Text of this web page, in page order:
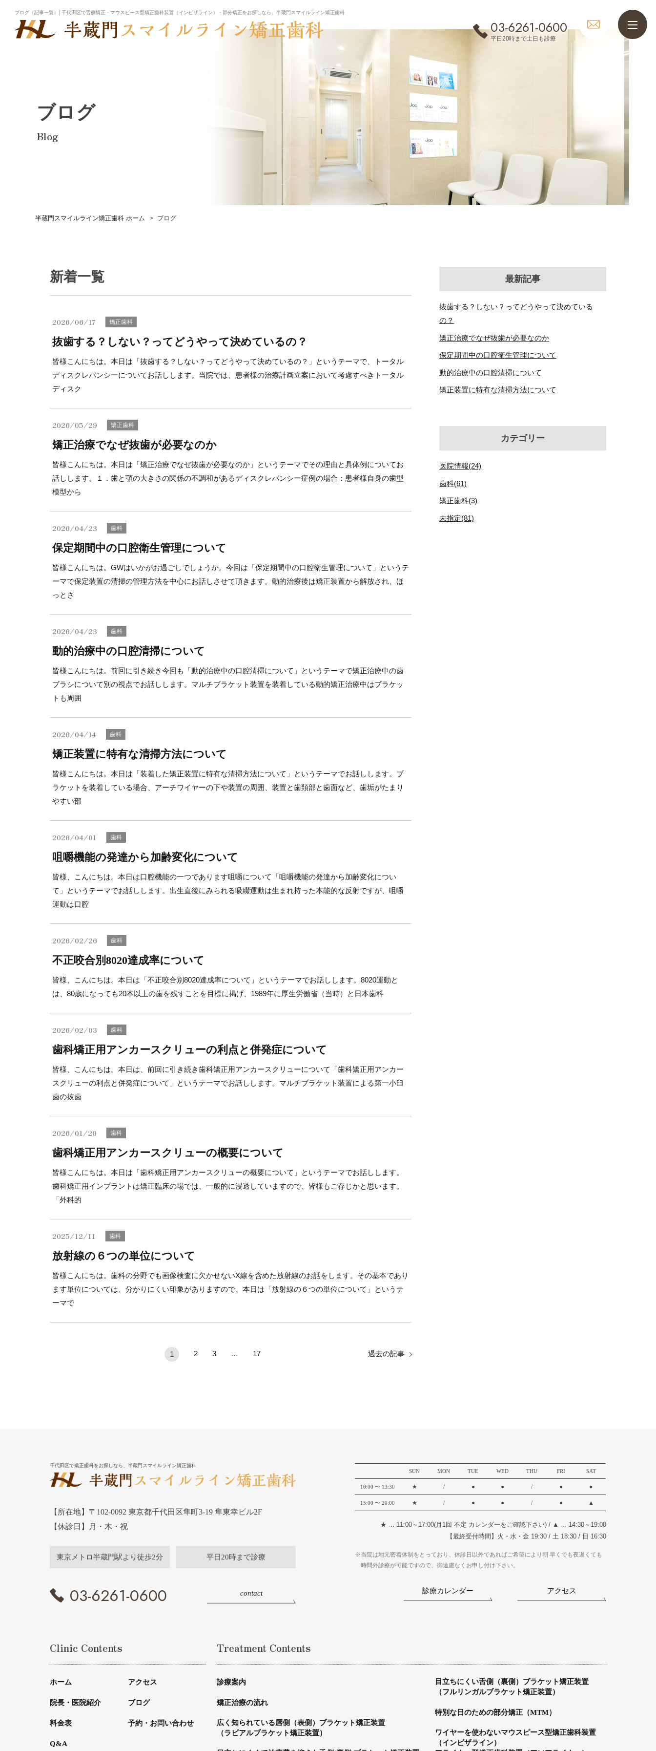
ブログ（記事一覧）│千代田区で舌側矯正・マウスピース型矯正歯科装置（インビザライン）・部分矯正をお探しなら、半蔵門スマイルライン矯正歯科
03-6261-0600
平日20時まで土日も診療
ブログ
Blog
半蔵門スマイルライン矯正歯科 ホーム ブログ
新着一覧
2026/06/17 矯正歯科
抜歯する？しない？ってどうやって決めているの？
皆様こんにちは。本日は「抜歯する？しない？ってどうやって決めているの？」というテーマで、トータル
ディスクレパンシーについてお話しします。当院では、患者様の治療計画立案において考慮すべきトータル
ディスク
2026/05/29 矯正歯科
矯正治療でなぜ抜歯が必要なのか
皆様こんにちは。本日は「矯正治療でなぜ抜歯が必要なのか」というテーマでその理由と具体例についてお
話しします。１．歯と顎の大きさの関係の不調和があるディスクレパンシー症例の場合：患者様自身の歯型
模型から
2026/04/23 歯科
保定期間中の口腔衛生管理について
皆様こんにちは。GWはいかがお過ごしでしょうか。今回は「保定期間中の口腔衛生管理について」というテ
ーマで保定装置の清掃の管理方法を中心にお話しさせて頂きます。動的治療後は矯正装置から解放され、ほ
っとさ
2026/04/23 歯科
動的治療中の口腔清掃について
皆様こんにちは。前回に引き続き今回も「動的治療中の口腔清掃について」というテーマで矯正治療中の歯
ブラシについて別の視点でお話しします。マルチブラケット装置を装着している動的矯正治療中はブラケッ
トも周囲
2026/04/14 歯科
矯正装置に特有な清掃方法について
皆様こんにちは。本日は「装着した矯正装置に特有な清掃方法について」というテーマでお話しします。ブ
ラケットを装着している場合、アーチワイヤーの下や装置の周囲、装置と歯頚部と歯面など、歯垢がたまり
やすい部
2026/04/01 歯科
咀嚼機能の発達から加齢変化について
皆様、こんにちは。本日は口腔機能の一つであります咀嚼について「咀嚼機能の発達から加齢変化につい
て」というテーマでお話しします。出生直後にみられる吸綴運動は生まれ持った本能的な反射ですが、咀嚼
運動は口腔
2026/02/26 歯科
不正咬合別8020達成率について
皆様、こんにちは。本日は「不正咬合別8020達成率について」というテーマでお話しします。8020運動と
は、80歳になっても20本以上の歯を残すことを目標に掲げ、1989年に厚生労働省（当時）と日本歯科
2026/02/03 歯科
歯科矯正用アンカースクリューの利点と併発症について
皆様、こんにちは。本日は、前回に引き続き歯科矯正用アンカースクリューについて「歯科矯正用アンカー
スクリューの利点と併発症について」というテーマでお話しします。マルチブラケット装置による第一小臼
歯の抜歯
2026/01/20 歯科
歯科矯正用アンカースクリューの概要について
皆様こんにちは。本日は「歯科矯正用アンカースクリューの概要について」というテーマでお話しします。
歯科矯正用インプラントは矯正臨床の場では、一般的に浸透していますので、皆様もご存じかと思います。
「外科的
2025/12/11 歯科
放射線の６つの単位について
皆様こんにちは。歯科の分野でも画像検査に欠かせないX線を含めた放射線のお話をします。その基本であり
ます単位については、分かりにくい印象がありますので、本日は「放射線の６つの単位について」というテ
ーマで
1 2 3 … 17 過去の記事
最新記事
抜歯する？しない？ってどうやって決めている
の？
矯正治療でなぜ抜歯が必要なのか
保定期間中の口腔衛生管理について
動的治療中の口腔清掃について
矯正装置に特有な清掃方法について
カテゴリー
医院情報(24)
歯科(61)
矯正歯科(3)
未指定(81)
千代田区で矯正歯科をお探しなら、半蔵門スマイルライン矯正歯科
【所在地】〒102-0092 東京都千代田区隼町3-19 隼東幸ビル2F
【休診日】月・木・祝
東京メトロ半蔵門駅より徒歩2分 平日20時まで診療
03-6261-0600 contact
SUN MON TUE WED THU FRI SAT
10:00 〜 13:30 ★ / ● ● / ● ●
15:00 〜 20:00 ★ / ● ● / ● ▲
★ ... 11:00～17:00(月1回 不定 カレンダーをご確認下さい) / ▲ ... 14:30～19:00
【最終受付時間】火・水・金 19:30 / 土 18:30 / 日 16:30
※当院は地元密着体制をとっており、休診日以外であればご希望により朝 早くでも夜遅くても
時間外診療が可能ですので、御遠慮なくお申し付け下さい。
診療カレンダー アクセス
Clinic Contents
ホーム
院長・医院紹介
料金表
Q&A
アクセス
ブログ
予約・お問い合わせ
Treatment Contents
診療案内
矯正治療の流れ
広く知られている唇側（表側）ブラケット矯正装置
（ラビアルブラケット矯正装置）
目立ちにくい舌側（裏側）ブラケット矯正装置
（フルリンガルブラケット矯正装置）
特別な日のための部分矯正（MTM）
ワイヤーを使わないマウスピース型矯正歯科装置
（インビザライン）